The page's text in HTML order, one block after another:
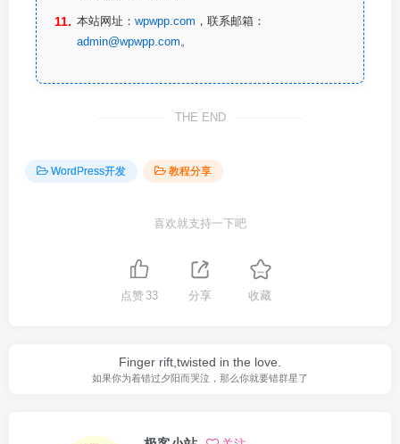
本站网址： wpwpp.com ，联系邮箱：
admin@wpwpp.com。
THE END
WordPress开发 教程分享
喜欢就支持一下吧
点赞 33 分享 收藏
Finger rift,twisted in the love.
如果你为着错过夕阳而哭泣，那么你就要错群星了